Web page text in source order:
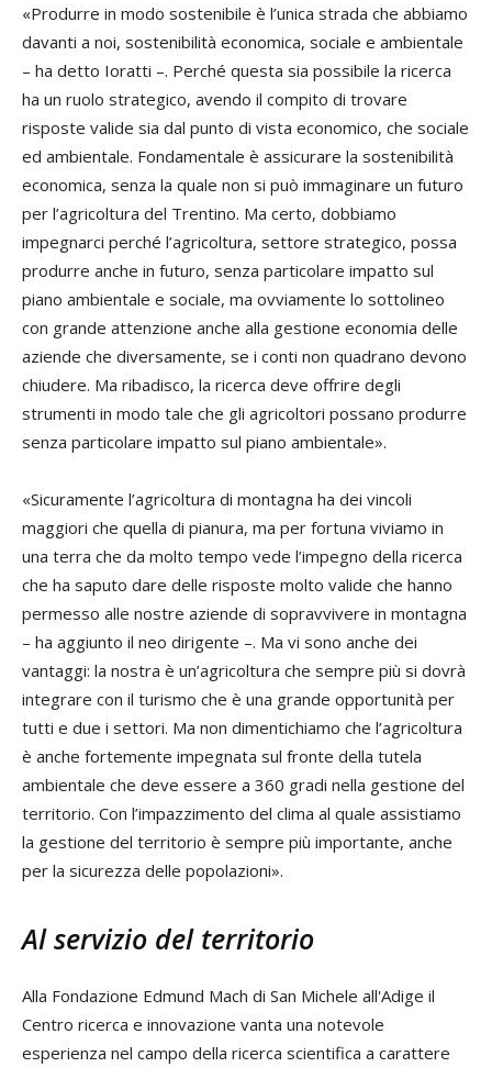
«Produrre in modo sostenibile è l’unica strada che abbiamo
davanti a noi, sostenibilità economica, sociale e ambientale
– ha detto Ioratti –. Perché questa sia possibile la ricerca
ha un ruolo strategico, avendo il compito di trovare
risposte valide sia dal punto di vista economico, che sociale
ed ambientale. Fondamentale è assicurare la sostenibilità
economica, senza la quale non si può immaginare un futuro
per l’agricoltura del Trentino. Ma certo, dobbiamo
impegnarci perché l’agricoltura, settore strategico, possa
produrre anche in futuro, senza particolare impatto sul
piano ambientale e sociale, ma ovviamente lo sottolineo
con grande attenzione anche alla gestione economia delle
aziende che diversamente, se i conti non quadrano devono
chiudere. Ma ribadisco, la ricerca deve offrire degli
strumenti in modo tale che gli agricoltori possano produrre
senza particolare impatto sul piano ambientale».
«Sicuramente l’agricoltura di montagna ha dei vincoli
maggiori che quella di pianura, ma per fortuna viviamo in
una terra che da molto tempo vede l’impegno della ricerca
che ha saputo dare delle risposte molto valide che hanno
permesso alle nostre aziende di sopravvivere in montagna
– ha aggiunto il neo dirigente –. Ma vi sono anche dei
vantaggi: la nostra è un’agricoltura che sempre più si dovrà
integrare con il turismo che è una grande opportunità per
tutti e due i settori. Ma non dimentichiamo che l’agricoltura
è anche fortemente impegnata sul fronte della tutela
ambientale che deve essere a 360 gradi nella gestione del
territorio. Con l’impazzimento del clima al quale assistiamo
la gestione del territorio è sempre più importante, anche
per la sicurezza delle popolazioni».
Al servizio del territorio
Alla Fondazione Edmund Mach di San Michele all'Adige il
Centro ricerca e innovazione vanta una notevole
esperienza nel campo della ricerca scientifica a carattere